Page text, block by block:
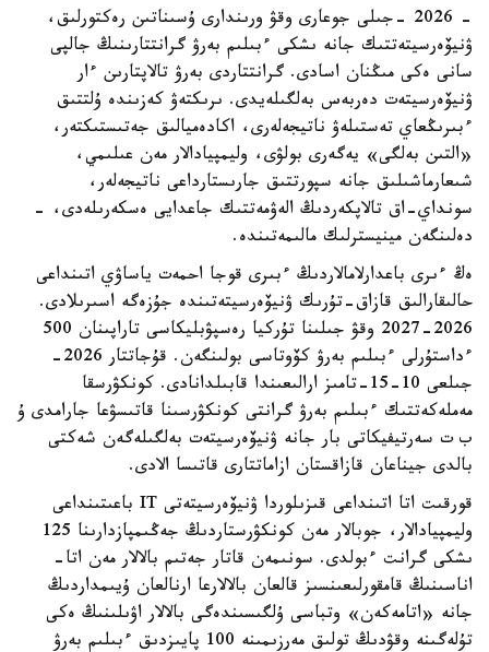
- 2026 -جىلى جوعارى وقۋ ورىندارى ۇسىناتىن رەكتورلىق،
ۋنيۆەرسيتەتتىك جانە ىشكى ءبىلىم بەرۋ گرانتتارىنىڭ جالپى
سانى ەكى مىڭنان اسادى. گرانتتاردى بەرۋ تالاپتارىن ءار
ۋنيۆەرسيتەت دەربەس بەلگىلەيدى. ىرىكتەۋ كەزىندە ۇلتتىق
ءبىرىڭعاي تەستىلەۋ ناتيجەلەرى، اكادەميالىق جەتىستىكتەر،
«التىن بەلگى» يەگەرى بولۋى، وليمپيادالار مەن عىلىمي،
شىعارماشىلىق جانە سپورتتىق جارىستارداعى ناتيجەلەر،
سونداي-اق تالاپكەردىڭ الەۋمەتتىك جاعدايى ەسكەرىلەدى، -
دەلىنگەن مينيسترلىك مالىمەتىندە.
ەڭ ءىرى باعدارلامالاردىڭ ءبىرى قوجا احمەت ياساۋي اتىنداعى
حالىقارالىق قازاق-تۇرىك ۋنيۆەرسيتەتىندە جۇزەگە اسىرىلادى.
2026-2027 وقۋ جىلىنا تۇركيا رەسپۋبليكاسى تاراپىنان 500
ءداستۇرلى ءبىلىم بەرۋ كۆوتاسى بولىنگەن. قۇجاتتار 2026-
جىلعى 10-15-تامىز ارالىعىندا قابىلدانادى. كونكۋرسقا
مەملەكەتتىك ءبىلىم بەرۋ گرانتى كونكۋرسىنا قاتىسۋعا جارامدى ۇ
ب ت سەرتيفيكاتى بار جانە ۋنيۆەرسيتەت بەلگىلەگەن شەكتى
بالدى جيناعان قازاقستان ازاماتتارى قاتىسا الادى.
قورقىت اتا اتىنداعى قىزىلوردا ۋنيۆەرسيتەتى IT باعىتىنداعى
وليمپيادالار، جوبالار مەن كونكۋرستاردىڭ جەڭىمپازدارىنا 125
ىشكى گرانت ءبولدى. سونىمەن قاتار جەتىم بالالار مەن اتا-
اناسىنىڭ قامقورلىعىنسىز قالعان بالالارعا ارنالعان ۇيىمداردىڭ
جانە «اتامەكەن» وتباسى ۇلگىسىندەگى بالالار اۋىلىنىڭ ەكى
تۇلەگىنە وقۋدىڭ تولىق مەرزىمىنە 100 پايىزدىق ءبىلىم بەرۋ